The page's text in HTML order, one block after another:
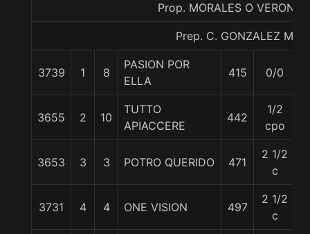
Prop. MORALES O
Prep. C. GONZALEZ M.
3739 1 8
PASION POR
ELLA
415 0/0
3655 2 10
TUTTO
APIACCERE
442
1/2
cpo
3653 3 3 POTRO QUERIDO 471
2 1/2
c
3731 4 4 ONE VISION 497
2 1/2
c